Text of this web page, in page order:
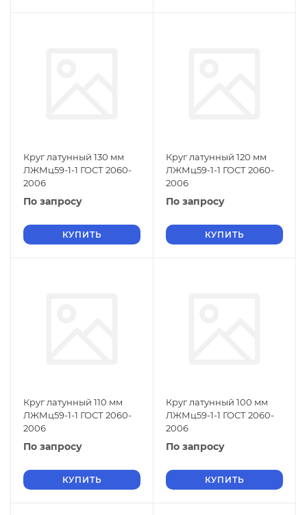
Круг латунный 130 мм
ЛЖМц59-1-1 ГОСТ 2060-
2006
По запросу
КУПИТЬ
Круг латунный 120 мм
ЛЖМц59-1-1 ГОСТ 2060-
2006
По запросу
КУПИТЬ
Круг латунный 110 мм
ЛЖМц59-1-1 ГОСТ 2060-
2006
По запросу
КУПИТЬ
Круг латунный 100 мм
ЛЖМц59-1-1 ГОСТ 2060-
2006
По запросу
КУПИТЬ